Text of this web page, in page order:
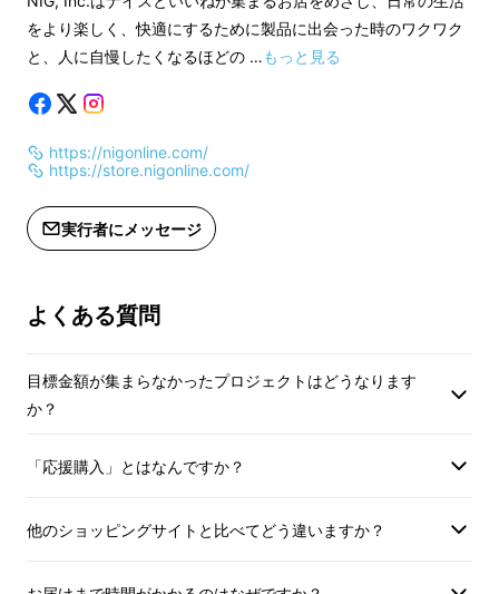
※ 送料は全国一律無料
※ 割引率は販売予定価格に送料を含む
※デザイン・仕様は変更になる可能性
※ご注文状況、使用部材の供給状況、
製造工程上の都合等により出荷時期が
遅れる場合があります。
※皆様の応援購入により量産効率が向
※適格請求書発行事業者登録番号：あ
（適格請求書発行事業者登録番号の記
載のあるインボイスが必要な場合は、
お問合せください）
※ 消費税込み
り
Makuakeメッセー
をより楽しく、快適にするために製品に出会った時のワクワク
と、人に自慢したくなるほどの …もっと見る
https://nigonline.com/
https://store.nigonline.com/
実行者にメッセージ
よくある質問
目標金額が集まらなかったプロジェクトはどうなります
か？
「応援購入」とはなんですか？
他のショッピングサイトと比べてどう違いますか？